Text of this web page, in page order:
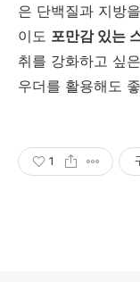
은 단백질과 지방
이도 포만감 있는
취를 강화하고 싶
우더를 활용해도
1